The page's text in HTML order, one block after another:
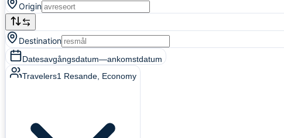
Origin
Destination
Datesavgångsdatum—ankomstdatum
Travelers1 Resande , Economy